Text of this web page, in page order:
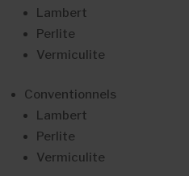
Lambert
Perlite
Vermiculite
Conventionnels
Lambert
Perlite
Vermiculite